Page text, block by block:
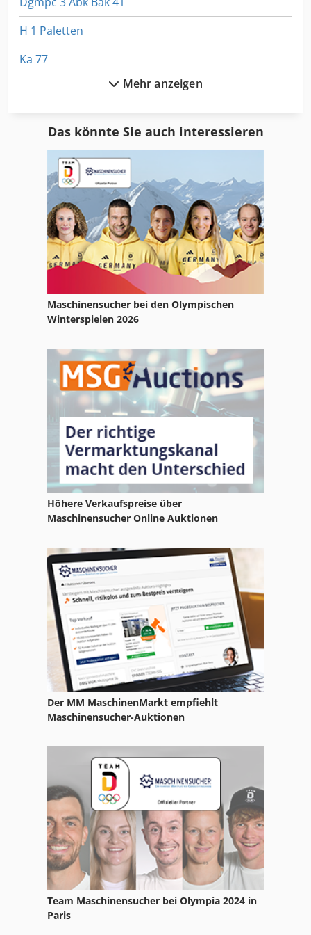
H 1 Paletten
Ka 77
Nc Teilapparat
Paletten 80 X 60
Papenbrock Maschine
Papier Presse
Papier Und Stoffpresse
Papierbohrmaschine 2 Spindel
Pk 19000
Schneidemaschine Papier
Verpackung Maschine
Mehr anzeigen
Das könnte Sie auch interessieren
Maschinensucher bei den Olympischen
Winterspielen 2026
Höhere Verkaufspreise über
Maschinensucher Online Auktionen
Der MM MaschinenMarkt empfiehlt
Maschinensucher-Auktionen
Team Maschinensucher bei Olympia 2024 in
Paris